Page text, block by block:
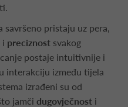
savršeno pristaju uz pera,
i preciznost svakog
postaje intuitivnije i
interakciju između tijela
izrađeni su od
jamči dugovječnost i